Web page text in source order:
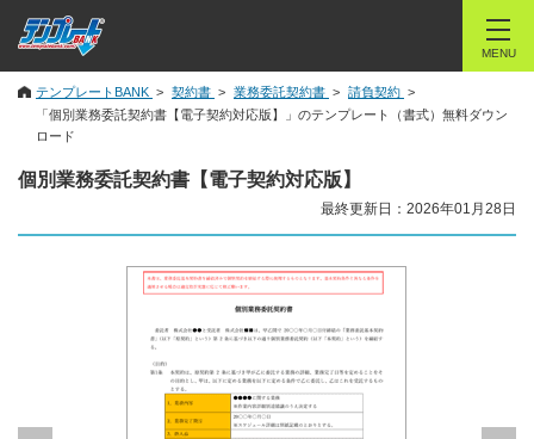
MENU
テンプレートBANK 契約書 業務委託契約書
請負契約
「個別業務委託契約書【電子契約対応版】」のテンプレート（書式）無料ダウン
ロード
個別業務委託契約書【電子契約対応版】
最終更新日：2026年01月28日